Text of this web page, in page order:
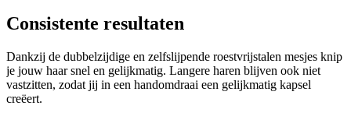
Consistente resultaten
Dankzij de dubbelzijdige en zelfslijpende roestvrijstalen mesjes knip
je jouw haar snel en gelijkmatig. Langere haren blijven ook niet
vastzitten, zodat jij in een handomdraai een gelijkmatig kapsel
creëert.